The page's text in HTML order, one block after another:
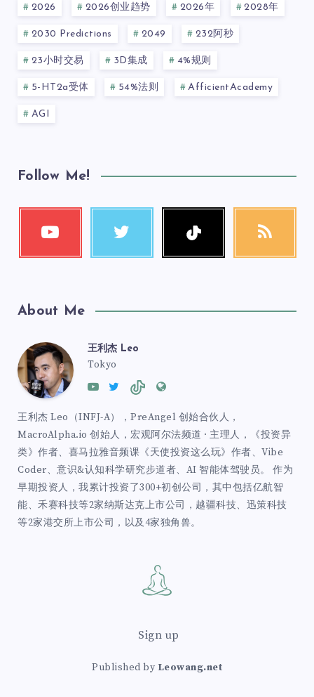
2026 2026创业趋势 2026年 2028年
2030 Predictions 2049 232阿秒
23小时交易 3D集成 4%规则
5-HT2a受体 54%法则 AfficientAcademy
AGI
Follow Me!
About Me
王利杰 Leo
Tokyo
王利杰 Leo（INFJ-A），PreAngel 创始合伙人，
MacroAlpha.io 创始人，宏观阿尔法频道 · 主理人，《投资异
类》作者、喜马拉雅音频课《天使投资这么玩》作者、Vibe
Coder、意识&认知科学研究步道者、AI 智能体驾驶员。 作为
早期投资人，我累计投资了300+初创公司，其中包括亿航智
能、禾赛科技等2家纳斯达克上市公司，越疆科技、迅策科技
等2家港交所上市公司，以及4家独角兽。
Sign up
Published by Leowang.net